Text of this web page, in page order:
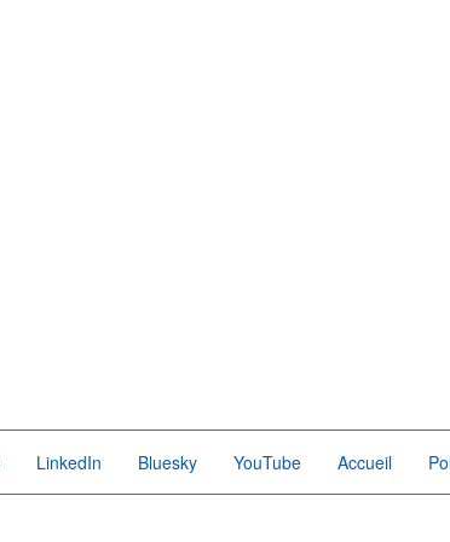
LinkedIn Bluesky YouTube Accueil